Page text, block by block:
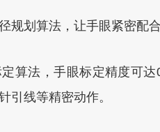
规划算法，让手眼紧密配
算法，手眼标定精度可
引线等精密动作。